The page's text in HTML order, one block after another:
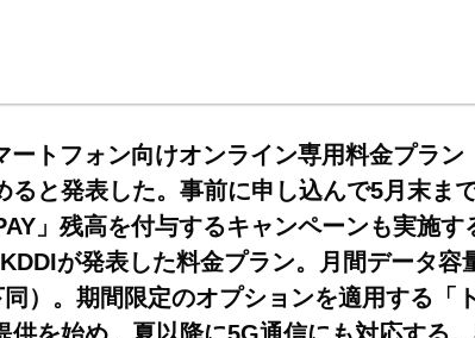
ートフォン向けオンライン専用料金プラ
ると発表した。事前に申し込んで5月末ま
」残高を付与するキャンペーンも実施す
が発表した料金プラン。月間データ容
）。期間限定のオプションを適用する「